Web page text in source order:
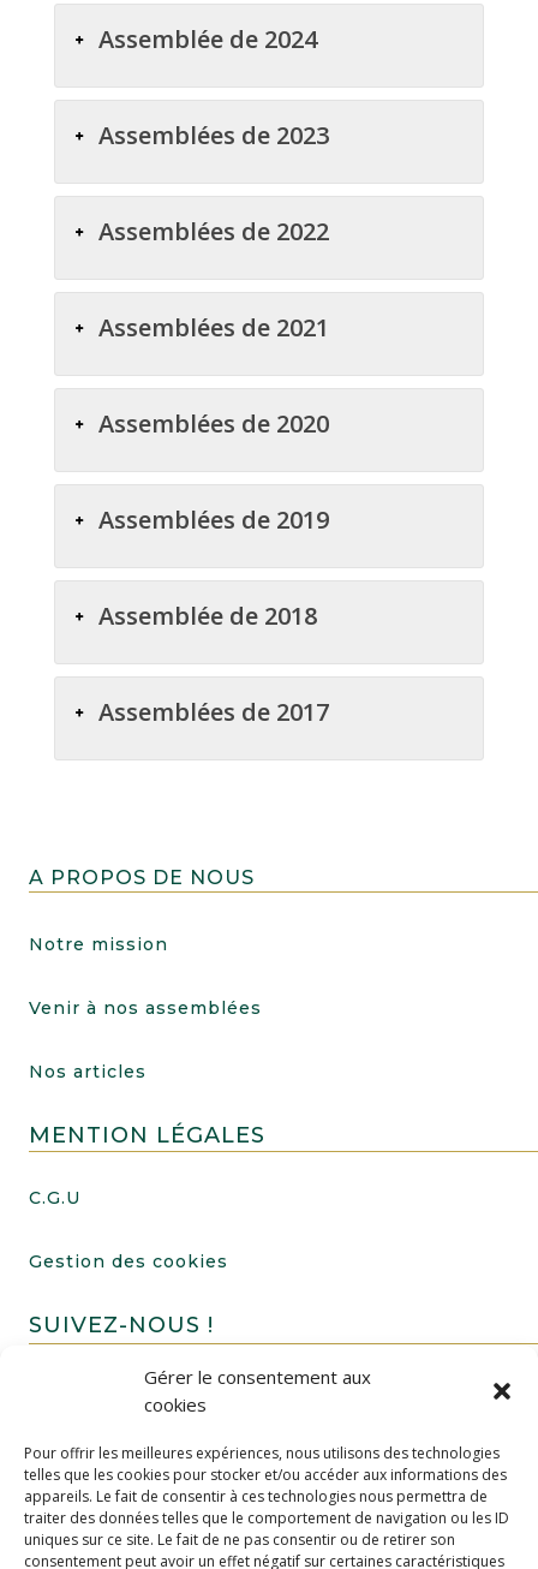
Gérer le consentement aux
cookies
Pour offrir les meilleures expériences, nous utilisons des technologies
telles que les cookies pour stocker et/ou accéder aux informations des
appareils. Le fait de consentir à ces technologies nous permettra de
traiter des données telles que le comportement de navigation ou les ID
uniques sur ce site. Le fait de ne pas consentir ou de retirer son
consentement peut avoir un effet négatif sur certaines caractéristiques
Assemblée de 2024
Assemblées de 2023
Assemblées de 2022
Assemblées de 2021
Assemblées de 2020
Assemblées de 2019
Assemblée de 2018
Assemblées de 2017
A PROPOS DE NOUS
Notre mission
Venir à nos assemblées
Nos articles
MENTION LÉGALES
C.G.U
Gestion des cookies
SUIVEZ-NOUS !
FAIRE UN DON